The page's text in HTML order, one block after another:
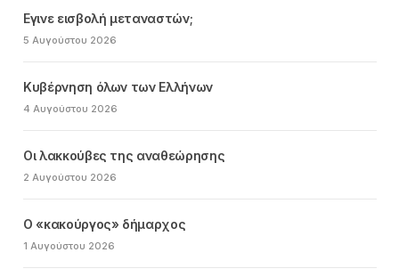
Εγινε εισβολή μεταναστών;
5 Αυγούστου 2026
Κυβέρνηση όλων των Ελλήνων
4 Αυγούστου 2026
Οι λακκούβες της αναθεώρησης
2 Αυγούστου 2026
Ο «κακούργος» δήμαρχος
1 Αυγούστου 2026